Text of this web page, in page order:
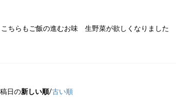
ちらもご飯の進むお味 生野菜が欲しくなりました
日の新しい順/古い順